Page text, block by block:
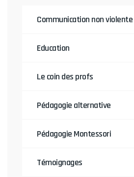
Communication non violente
Education
Le coin des profs
Pédagogie alternative
Pédagogie Montessori
Témoignages